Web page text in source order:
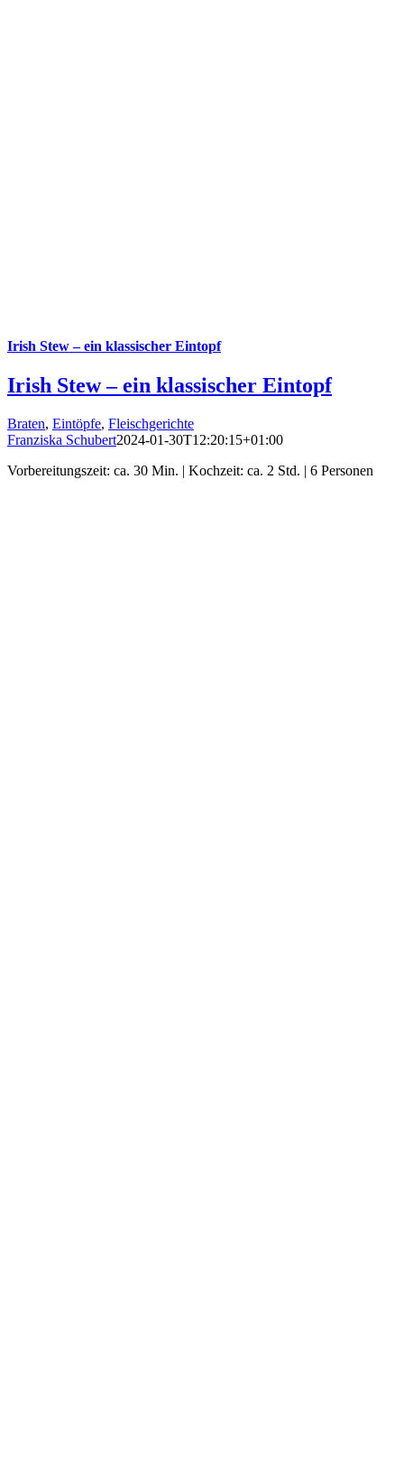
Irish Stew – ein klassischer Eintopf
Irish Stew – ein klassischer Eintopf
Braten, Eintöpfe, Fleischgerichte
Franziska Schubert2024-01-30T12:20:15+01:00
Vorbereitungszeit: ca. 30 Min. | Kochzeit: ca. 2 Std. | 6 Personen